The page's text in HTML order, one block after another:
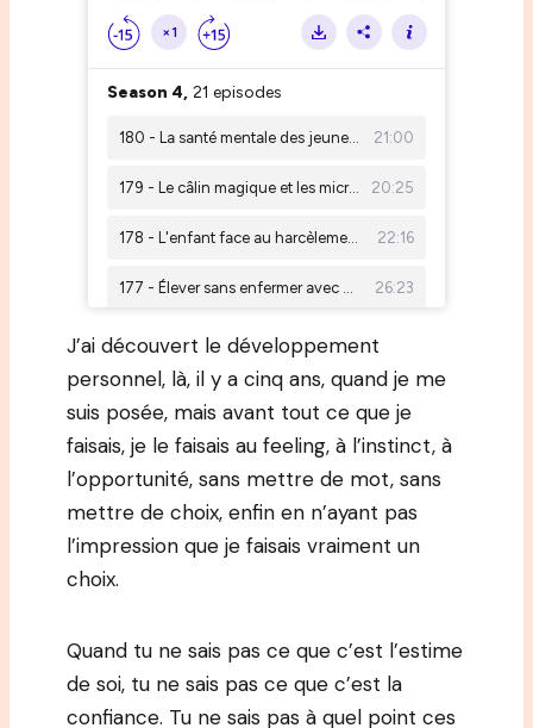
J’ai découvert le développement
personnel, là, il y a cinq ans, quand je me
suis posée, mais avant tout ce que je
faisais, je le faisais au feeling, à l’instinct, à
l’opportunité, sans mettre de mot, sans
mettre de choix, enfin en n’ayant pas
l’impression que je faisais vraiment un
choix.
Quand tu ne sais pas ce que c’est l’estime
de soi, tu ne sais pas ce que c’est la
confiance. Tu ne sais pas à quel point ces